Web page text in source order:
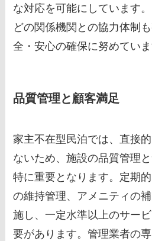
な対応を可能にしています
どの関係機関との協力体制
全・安心の確保に努めていま
品質管理と顧客満足
家主不在型民泊では、直接
ないため、施設の品質管理
特に重要となります。定期
の維持管理、アメニティの
施し、一定水準以上のサー
要があります。管理業者の